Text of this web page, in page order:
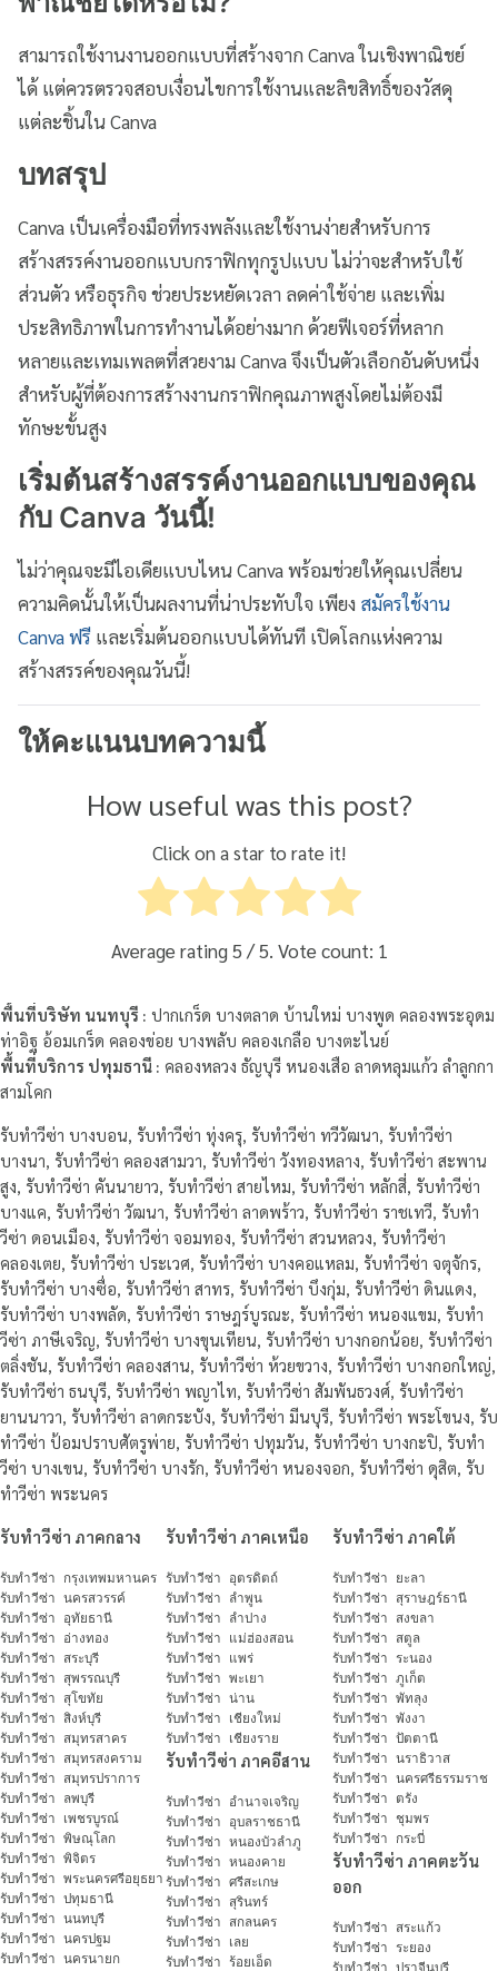
สามารถใช้งานงานออกแบบที่สร้างจาก Canva ในเชิงพาณิชย์
ได้ แต่ควรตรวจสอบเงื่อนไขการใช้งานและลิขสิทธิ์ของวัสดุ
แต่ละชิ้นใน Canva
บทสรุป
Canva เป็นเครื่องมือที่ทรงพลังและใช้งานง่ายสำหรับการ
สร้างสรรค์งานออกแบบกราฟิกทุกรูปแบบ ไม่ว่าจะสำหรับใช้
ส่วนตัว หรือธุรกิจ ช่วยประหยัดเวลา ลดค่าใช้จ่าย และเพิ่ม
ประสิทธิภาพในการทำงานได้อย่างมาก ด้วยฟีเจอร์ที่หลาก
หลายและเทมเพลตที่สวยงาม Canva จึงเป็นตัวเลือกอันดับหนึ่ง
สำหรับผู้ที่ต้องการสร้างงานกราฟิกคุณภาพสูงโดยไม่ต้องมี
ทักษะขั้นสูง
เริ่มต้นสร้างสรรค์งานออกแบบของคุณ
กับ Canva วันนี้!
ไม่ว่าคุณจะมีไอเดียแบบไหน Canva พร้อมช่วยให้คุณเปลี่ยน
ความคิดนั้นให้เป็นผลงานที่น่าประทับใจ เพียง สมัครใช้งาน
Canva ฟรี และเริ่มต้นออกแบบได้ทันที เปิดโลกแห่งความ
สร้างสรรค์ของคุณวันนี้!
ให้คะแนนบทความนี้
How useful was this post?
Click on a star to rate it!
Average rating5 / 5. Vote count: 1
พื้นที่บริษัท นนทบุรี : ปากเกร็ด บางตลาด บ้านใหม่ บางพูด คลองพระอุดม
ท่าอิฐ อ้อมเกร็ด คลองข่อย บางพลับ คลองเกลือ บางตะไนย์
พื้นที่บริการ ปทุมธานี : คลองหลวง ธัญบุรี หนองเสือ ลาดหลุมแก้ว ลำลูกกา
สามโคก
รับทำวีซ่า บางบอน, รับทำวีซ่า ทุ่งครุ, รับทำวีซ่า ทวีวัฒนา, รับทำวีซ่า
บางนา, รับทำวีซ่า คลองสามวา, รับทำวีซ่า วังทองหลาง, รับทำวีซ่า สะพาน
สูง, รับทำวีซ่า คันนายาว, รับทำวีซ่า สายไหม, รับทำวีซ่า หลักสี่, รับทำวีซ่า
บางแค, รับทำวีซ่า วัฒนา, รับทำวีซ่า ลาดพร้าว, รับทำวีซ่า ราชเทวี, รับทำ
วีซ่า ดอนเมือง, รับทำวีซ่า จอมทอง, รับทำวีซ่า สวนหลวง, รับทำวีซ่า
คลองเตย, รับทำวีซ่า ประเวศ, รับทำวีซ่า บางคอแหลม, รับทำวีซ่า จตุจักร,
รับทำวีซ่า บางซื่อ, รับทำวีซ่า สาทร, รับทำวีซ่า บึงกุ่ม, รับทำวีซ่า ดินแดง,
รับทำวีซ่า บางพลัด, รับทำวีซ่า ราษฎร์บูรณะ, รับทำวีซ่า หนองแขม, รับทำ
วีซ่า ภาษีเจริญ, รับทำวีซ่า บางขุนเทียน, รับทำวีซ่า บางกอกน้อย, รับทำวีซ่า
ตลิ่งชัน, รับทำวีซ่า คลองสาน, รับทำวีซ่า ห้วยขวาง, รับทำวีซ่า บางกอกใหญ่,
รับทำวีซ่า ธนบุรี, รับทำวีซ่า พญาไท, รับทำวีซ่า สัมพันธวงศ์, รับทำวีซ่า
ยานนาวา, รับทำวีซ่า ลาดกระบัง, รับทำวีซ่า มีนบุรี, รับทำวีซ่า พระโขนง, รับ
ทำวีซ่า ป้อมปราบศัตรูพ่าย, รับทำวีซ่า ปทุมวัน, รับทำวีซ่า บางกะปิ, รับทำ
วีซ่า บางเขน, รับทำวีซ่า บางรัก, รับทำวีซ่า หนองจอก, รับทำวีซ่า ดุสิต, รับ
ทำวีซ่า พระนคร
รับทำวีซ่า ภาคกลาง
รับทำวีซ่า กรุงเทพมหานคร
รับทำวีซ่า นครสวรรค์
รับทำวีซ่า อุทัยธานี
รับทำวีซ่า อ่างทอง
รับทำวีซ่า สระบุรี
รับทำวีซ่า สุพรรณบุรี
รับทำวีซ่า สุโขทัย
รับทำวีซ่า สิงห์บุรี
รับทำวีซ่า สมุทรสาคร
รับทำวีซ่า สมุทรสงคราม
รับทำวีซ่า สมุทรปราการ
รับทำวีซ่า ลพบุรี
รับทำวีซ่า เพชรบูรณ์
รับทำวีซ่า พิษณุโลก
รับทำวีซ่า พิจิตร
รับทำวีซ่า พระนครศรีอยุธยา
รับทำวีซ่า ปทุมธานี
รับทำวีซ่า นนทบุรี
รับทำวีซ่า นครปฐม
รับทำวีซ่า นครนายก
รับทำวีซ่า ภาคเหนือ
รับทำวีซ่า อุตรดิตถ์
รับทำวีซ่า ลำพูน
รับทำวีซ่า ลำปาง
รับทำวีซ่า แม่ฮ่องสอน
รับทำวีซ่า แพร่
รับทำวีซ่า พะเยา
รับทำวีซ่า น่าน
รับทำวีซ่า เชียงใหม่
รับทำวีซ่า เชียงราย
รับทำวีซ่า ภาคอีสาน
รับทำวีซ่า อำนาจเจริญ
รับทำวีซ่า อุบลราชธานี
รับทำวีซ่า หนองบัวลำภู
รับทำวีซ่า หนองคาย
รับทำวีซ่า ศรีสะเกษ
รับทำวีซ่า สุรินทร์
รับทำวีซ่า สกลนคร
รับทำวีซ่า เลย
รับทำวีซ่า ร้อยเอ็ด
รับทำวีซ่า ภาคใต้
รับทำวีซ่า ยะลา
รับทำวีซ่า สุราษฎร์ธานี
รับทำวีซ่า สงขลา
รับทำวีซ่า สตูล
รับทำวีซ่า ระนอง
รับทำวีซ่า ภูเก็ต
รับทำวีซ่า พัทลุง
รับทำวีซ่า พังงา
รับทำวีซ่า ปัตตานี
รับทำวีซ่า นราธิวาส
รับทำวีซ่า นครศรีธรรมราช
รับทำวีซ่า ตรัง
รับทำวีซ่า ชุมพร
รับทำวีซ่า กระบี่
รับทำวีซ่า ภาคตะวัน
ออก
รับทำวีซ่า สระแก้ว
รับทำวีซ่า ระยอง
รับทำวีซ่า ปราจีนบุรี